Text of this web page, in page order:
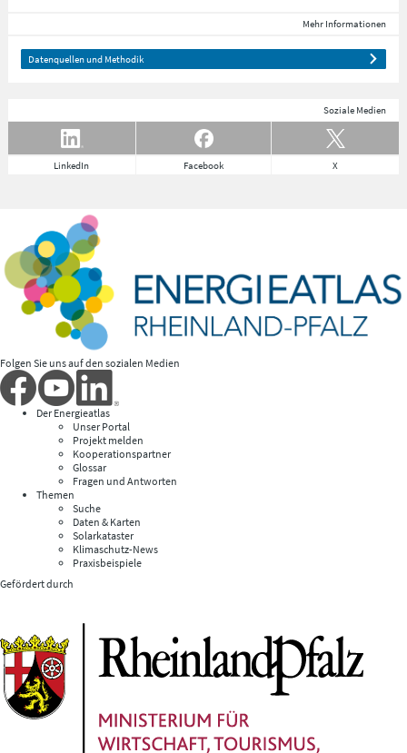
Mehr Informationen
Datenquellen und Methodik
Soziale Medien
LinkedIn Facebook X
Folgen Sie uns auf den sozialen Medien
Der Energieatlas
Unser Portal
Projekt melden
Kooperationspartner
Glossar
Fragen und Antworten
Themen
Suche
Daten & Karten
Solarkataster
Klimaschutz-News
Praxisbeispiele
Gefördert durch